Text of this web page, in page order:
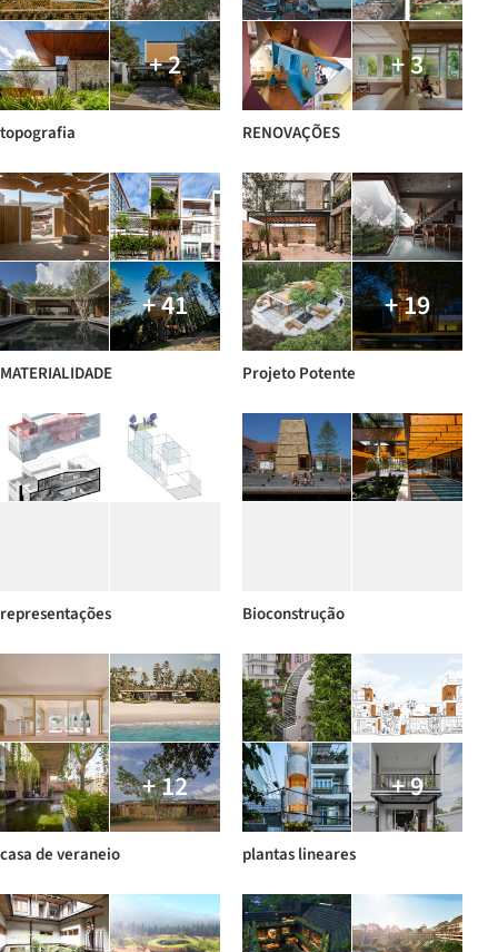
+ 2
topografia
+ 3
RENOVAÇÕES
+ 41
MATERIALIDADE
+ 19
Projeto Potente
representações Bioconstrução
+ 12
casa de veraneio
+ 9
plantas lineares